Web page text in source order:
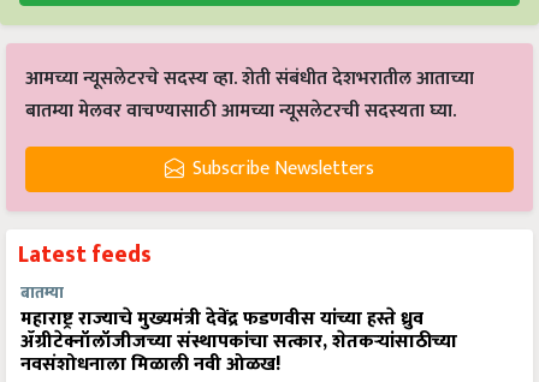
आमच्या न्यूसलेटरचे सदस्य व्हा. शेती संबंधीत देशभरातील आताच्या
बातम्या मेलवर वाचण्यासाठी आमच्या न्यूसलेटरची सदस्यता घ्या.
Subscribe Newsletters
Latest feeds
बातम्या
महाराष्ट्र राज्याचे मुख्यमंत्री देवेंद्र फडणवीस यांच्या हस्ते ध्रुव
ॲग्रीटेक्नॉलॉजीजच्या संस्थापकांचा सत्कार, शेतकऱ्यांसाठीच्या
नवसंशोधनाला मिळाली नवी ओळख!